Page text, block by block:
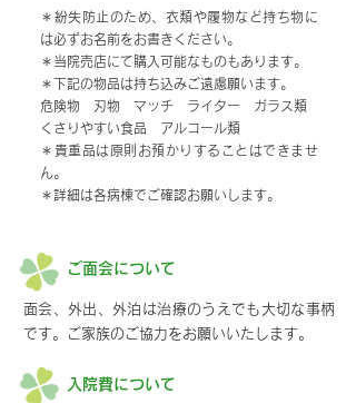
＊紛失防止のため、衣類や履物など持ち物に
は必ずお名前をお書きください。
＊当院売店にて購入可能なものもあります。
＊下記の物品は持ち込みご遠慮願います。
危険物 刃物 マッチ ライター ガラス類
くさりやすい食品 アルコール類
＊貴重品は原則お預かりすることはできませ
ん。
＊詳細は各病棟でご確認お願いします。
ご面会について
面会、外出、外泊は治療のうえでも大切な事柄
です。ご家族のご協力をお願いいたします。
入院費について